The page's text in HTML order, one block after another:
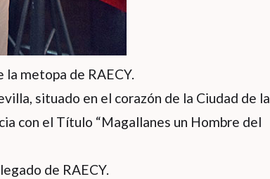
la metopa de RAECY.
situado en el corazón de la Ciudad de la
con el Título “Magallanes un Hombre del
de RAECY.